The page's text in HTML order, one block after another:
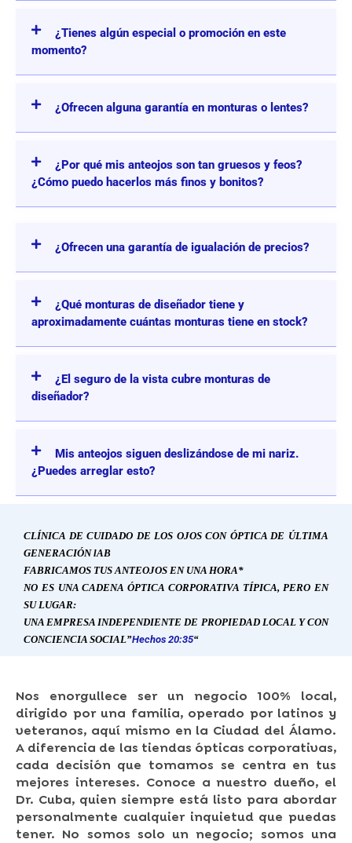
¿Tienes algún especial o promoción en este
momento?
¿Ofrecen alguna garantía en monturas o lentes?
¿Por qué mis anteojos son tan gruesos y feos?
¿Cómo puedo hacerlos más finos y bonitos?
¿Ofrecen una garantía de igualación de precios?
¿Qué monturas de diseñador tiene y
aproximadamente cuántas monturas tiene en stock?
¿El seguro de la vista cubre monturas de
diseñador?
Mis anteojos siguen deslizándose de mi nariz.
¿Puedes arreglar esto?
CLÍNICA DE CUIDADO DE LOS OJOS CON ÓPTICA DE ÚLTIMA
GENERACIÓNlAB
FABRICAMOS TUS ANTEOJOS EN UNA HORA*
NO ES UNA CADENA ÓPTICA CORPORATIVA TÍPICA, PERO EN
SU LUGAR:
UNA EMPRESA INDEPENDIENTE DE PROPIEDAD LOCAL Y CON
CONCIENCIA SOCIAL”Hechos 20:35“
Nos enorgullece ser un negocio 100% local,
dirigido por una familia, operado por latinos y
veteranos, aquí mismo en la Ciudad del Álamo.
A diferencia de las tiendas ópticas corporativas,
cada decisión que tomamos se centra en tus
mejores intereses. Conoce a nuestro dueño, el
Dr. Cuba, quien siempre está listo para abordar
personalmente cualquier inquietud que puedas
tener. No somos solo un negocio; somos una